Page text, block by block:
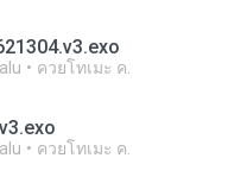
ควยโทเมะ ค.
ควยโทเมะ ค.